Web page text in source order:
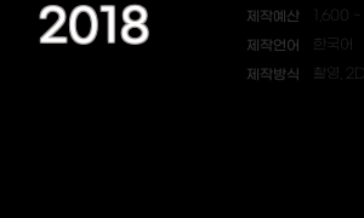
2018 제작예산 1,600
제작언어 한국어
제작방식 촬영,